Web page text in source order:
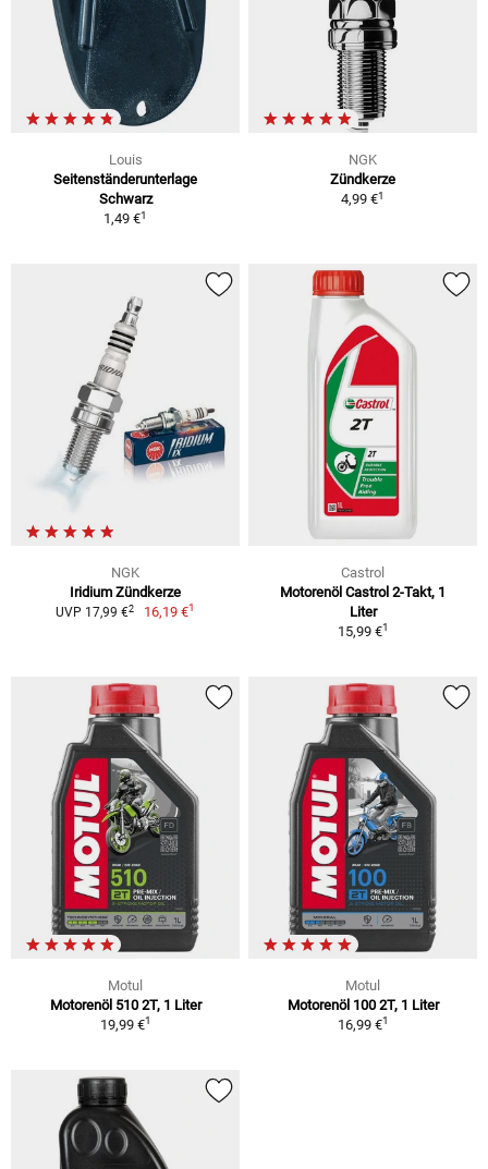
Louis
Seitenständerunterlage
Schwarz
1,49 €1
NGK
Zündkerze
4,99 €1
NGK
Iridium Zündkerze
UVP 17,99 €2 16,19 €1
Castrol
Motorenöl Castrol 2-Takt, 1
Liter
15,99 €1
Motul
Motorenöl 510 2T, 1 Liter
19,99 €1
Motul
Motorenöl 100 2T, 1 Liter
16,99 €1